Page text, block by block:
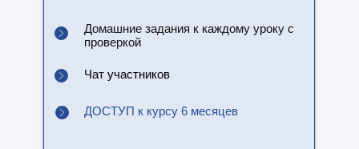
Чат участников
ДОСТУП к курсу 6 месяцев
Домашние задания к каждому уроку с
проверкой